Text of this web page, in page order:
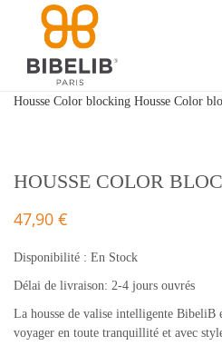
Housse Color blocking Housse Color
HOUSSE COLOR
47,90 €
Disponibilité : En Stock
Délai de livraison: 2-4 jours ouvrés
La housse de valise intelligente BibeliB
voyager en toute tranquillité et avec